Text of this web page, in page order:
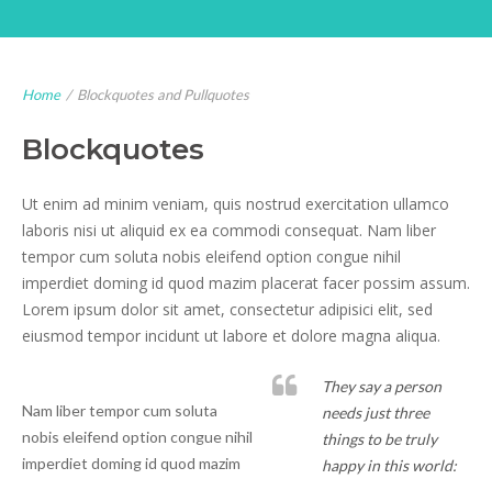
Home / Blockquotes and Pullquotes
Blockquotes
Ut enim ad minim veniam, quis nostrud exercitation ullamco
laboris nisi ut aliquid ex ea commodi consequat. Nam liber
tempor cum soluta nobis eleifend option congue nihil
imperdiet doming id quod mazim placerat facer possim assum.
Lorem ipsum dolor sit amet, consectetur adipisici elit, sed
eiusmod tempor incidunt ut labore et dolore magna aliqua.
They say a person
needs just three
things to be truly
happy in this world:
Nam liber tempor cum soluta
nobis eleifend option congue nihil
imperdiet doming id quod mazim